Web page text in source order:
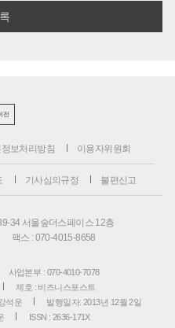
전
보처리방침 이용자위원회
기사심의규정 불편신고
34 서울숲더스페이스 12층
팩스 : 070-4015-8658
사업본부 : 070-4010-7078
제호 : 비즈니스포스트
석운
발행일자: 2013년 12월 2일
ISSN : 2636-171X